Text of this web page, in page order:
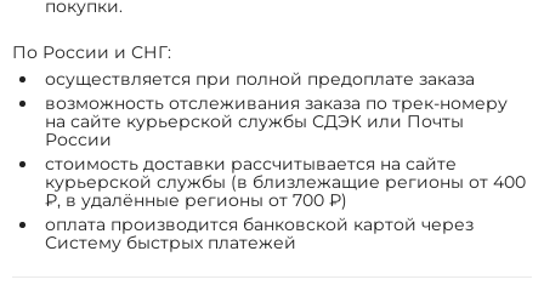
покупки.
По России и СНГ:
осуществляется при полной предоплате заказа
возможность отслеживания заказа по трек-номеру
на сайте курьерской службы СДЭК или Почты
России
стоимость доставки рассчитывается на сайте
курьерской службы (в близлежащие регионы от 400
₽, в удалённые регионы от 700 ₽)
оплата производится банковской картой через
Систему быстрых платежей